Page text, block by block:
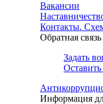
Вакансии
Контакты.
Обратная связь
Задать
Оставить
Информация